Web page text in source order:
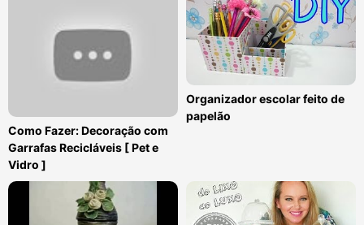
Como Fazer: Decoração com
Garrafas Recicláveis [ Pet e
Vidro ]
Organizador escolar feito de
papelão